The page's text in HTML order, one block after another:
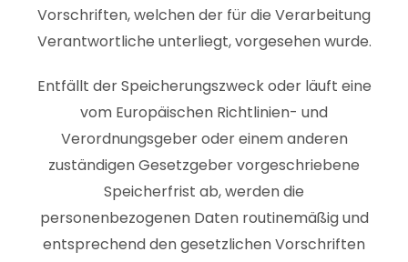
Vorschriften, welchen der für die Verarbeitung
Verantwortliche unterliegt, vorgesehen wurde.
Entfällt der Speicherungszweck oder läuft eine
vom Europäischen Richtlinien- und
Verordnungsgeber oder einem anderen
zuständigen Gesetzgeber vorgeschriebene
Speicherfrist ab, werden die
personenbezogenen Daten routinemäßig und
entsprechend den gesetzlichen Vorschriften